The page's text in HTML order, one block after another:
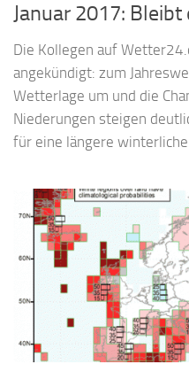
Januar 2017: Bleibt
Die Kollegen auf
angekündigt: zum
Wetterlage um und die
Niederungen steigen
für eine längere